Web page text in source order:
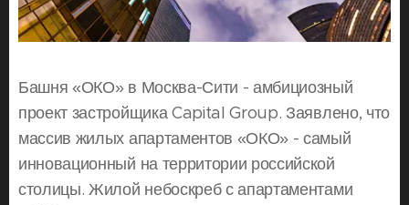
Башня «ОКО» в Москва-Сити - амбициозный
проект застройщика Capital Group. Заявлено, что
массив жилых апартаментов «ОКО» - самый
инновационный на территории российской
столицы. Жилой небоскреб с апартаментами